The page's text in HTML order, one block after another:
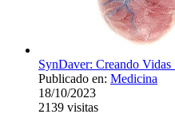
SynDaver: Creando
Publicado en: Medicina
18/10/2023
2139 visitas